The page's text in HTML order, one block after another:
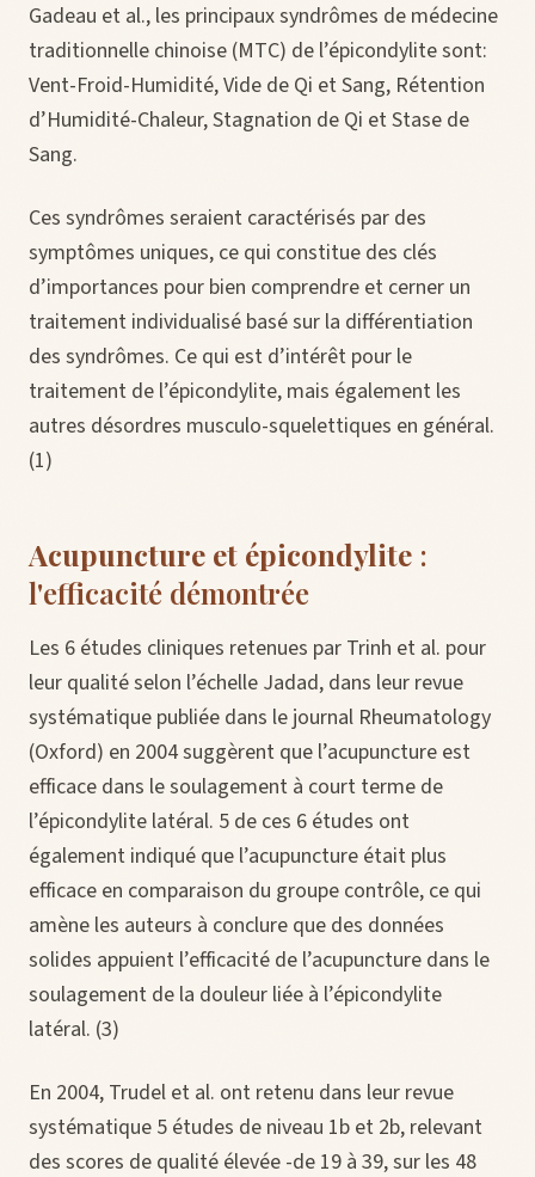
Gadeau et al., les principaux syndrômes de médecine
traditionnelle chinoise (MTC) de l’épicondylite sont:
Vent-Froid-Humidité, Vide de Qi et Sang, Rétention
d’Humidité-Chaleur, Stagnation de Qi et Stase de
Sang.
Ces syndrômes seraient caractérisés par des
symptômes uniques, ce qui constitue des clés
d’importances pour bien comprendre et cerner un
traitement individualisé basé sur la différentiation
des syndrômes. Ce qui est d’intérêt pour le
traitement de l’épicondylite, mais également les
autres désordres musculo-squelettiques en général.
(1)
Acupuncture et épicondylite :
l'efficacité démontrée
Les 6 études cliniques retenues par Trinh et al. pour
leur qualité selon l’échelle Jadad, dans leur revue
systématique publiée dans le journal Rheumatology
(Oxford) en 2004 suggèrent que l’acupuncture est
efficace dans le soulagement à court terme de
l’épicondylite latéral. 5 de ces 6 études ont
également indiqué que l’acupuncture était plus
efficace en comparaison du groupe contrôle, ce qui
amène les auteurs à conclure que des données
solides appuient l’efficacité de l’acupuncture dans le
soulagement de la douleur liée à l’épicondylite
latéral. (3)
En 2004, Trudel et al. ont retenu dans leur revue
systématique 5 études de niveau 1b et 2b, relevant
des scores de qualité élevée -de 19 à 39, sur les 48